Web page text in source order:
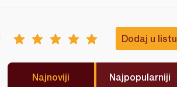
Dodaj u listu
Najnoviji Najpopularniji